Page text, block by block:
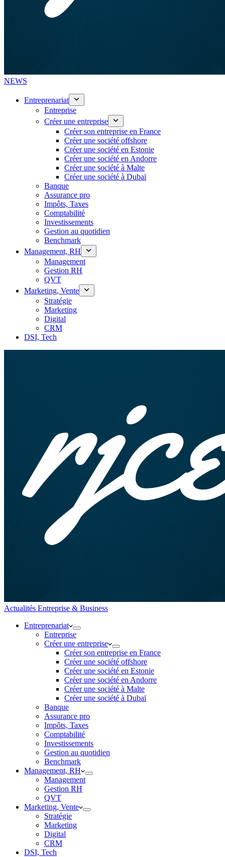
NEWS
Entreprenariat
Entreprise
Créer une entreprise
Créer son entreprise en France
Créer une société offshore
Créer une société en Estonie
Créer une société en Andorre
Créer une société à Malte
Créer une société à Dubaï
Banque
Assurance pro
Impôts, Taxes
Comptabilité
Investissements
Gestion au quotidien
Benchmark
Management, RH
Management
Gestion RH
QVT
Marketing, Vente
Stratégie
Marketing
Digital
CRM
DSI, Tech
Actualités Entreprise & Business
Entreprenariat
Entreprise
Créer une entreprise
Créer son entreprise en France
Créer une société offshore
Créer une société en Estonie
Créer une société en Andorre
Créer une société à Malte
Créer une société à Dubaï
Banque
Assurance pro
Impôts, Taxes
Comptabilité
Investissements
Gestion au quotidien
Benchmark
Management, RH
Management
Gestion RH
QVT
Marketing, Vente
Stratégie
Marketing
Digital
CRM
DSI, Tech